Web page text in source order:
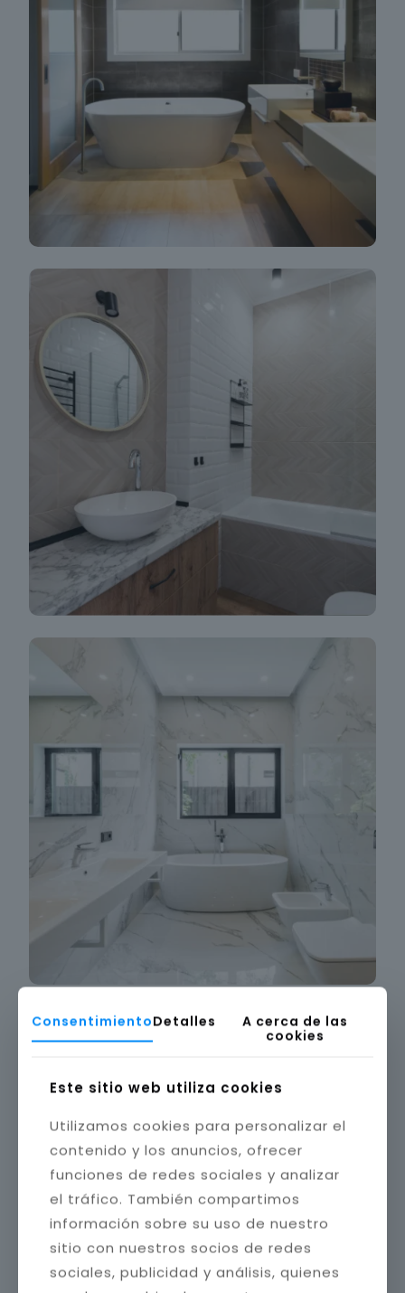
ConsentimientoDetalles
A cerca de las
cookies
Este sitio web utiliza cookies
Utilizamos cookies para personalizar el
contenido y los anuncios, ofrecer
funciones de redes sociales y analizar
el tráfico. También compartimos
información sobre su uso de nuestro
sitio con nuestros socios de redes
sociales, publicidad y análisis, quienes